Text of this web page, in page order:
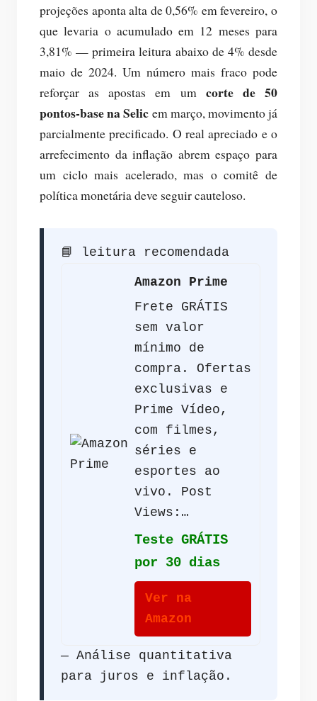
projeções aponta alta de 0,56% em fevereiro, o
que levaria o acumulado em 12 meses para
3,81% — primeira leitura abaixo de 4% desde
maio de 2024. Um número mais fraco pode
reforçar as apostas em um corte de 50
pontos‑base na Selic em março, movimento já
parcialmente precificado. O real apreciado e o
arrefecimento da inflação abrem espaço para
um ciclo mais acelerado, mas o comitê de
política monetária deve seguir cauteloso.
📘 leitura recomendada
Amazon Prime
Frete GRÁTIS
sem valor
mínimo de
compra. Ofertas
exclusivas e
Prime Vídeo,
com filmes,
séries e
esportes ao
vivo. Post
Views:…
Teste GRÁTIS
por 30 dias
Ver na
Amazon
— Análise quantitativa
para juros e inflação.